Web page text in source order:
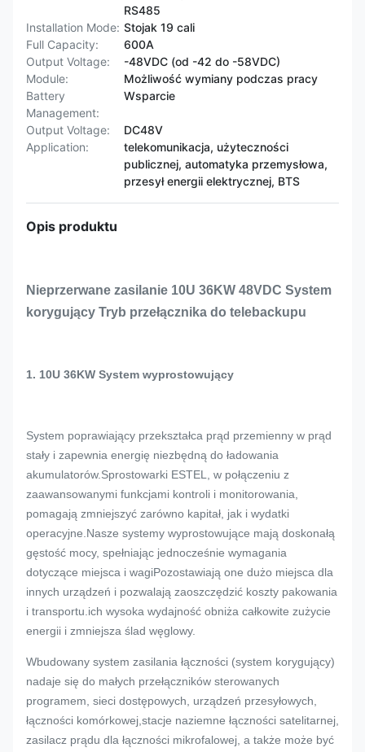
RS485
Installation Mode: Stojak 19 cali
Full Capacity:
600A
Output Voltage:
-48VDC (od -42 do -58VDC)
Module:
Możliwość wymiany podczas pracy
Battery
Management:
Wsparcie
Output Voltage:
DC48V
Application:
telekomunikacja, użyteczności
publicznej, automatyka przemysłowa,
przesył energii elektrycznej, BTS
Opis produktu
Nieprzerwane zasilanie 10U 36KW 48VDC System
korygujący Tryb przełącznika do telebackupu
1. 10U 36KW System wyprostowujący
System poprawiający przekształca prąd przemienny w prąd
stały i zapewnia energię niezbędną do ładowania
akumulatorów.Sprostowarki ESTEL, w połączeniu z
zaawansowanymi funkcjami kontroli i monitorowania,
pomagają zmniejszyć zarówno kapitał, jak i wydatki
operacyjne.Nasze systemy wyprostowujące mają doskonałą
gęstość mocy, spełniając jednocześnie wymagania
dotyczące miejsca i wagiPozostawiają one dużo miejsca dla
innych urządzeń i pozwalają zaoszczędzić koszty pakowania
i transportu.ich wysoka wydajność obniża całkowite zużycie
energii i zmniejsza ślad węglowy.
Wbudowany system zasilania łączności (system korygujący)
nadaje się do małych przełączników sterowanych
programem, sieci dostępowych, urządzeń przesyłowych,
łączności komórkowej,stacje naziemne łączności satelitarnej,
zasilacz prądu dla łączności mikrofalowej, a także może być